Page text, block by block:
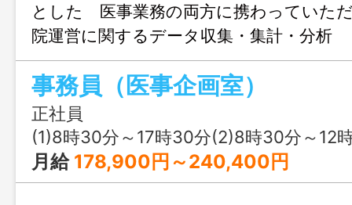
とした 医事業務の両方に携わっていた
院運営に関するデータ収集・集計・分析
成、行政対応 ・施設基準管理および診療
務 ・レセプト点検・請求業務 ・その他
付随する事務業務 ◇各種スキルアップ
能 ◇ワークライフバランスの充実化 ◇
対応の２４時間保育施設あり 変更範囲：
事務員（医事企画室）
正社員
(1)8時30分～17時30分(2)8時30分～12
月給 178,900円～240,400円